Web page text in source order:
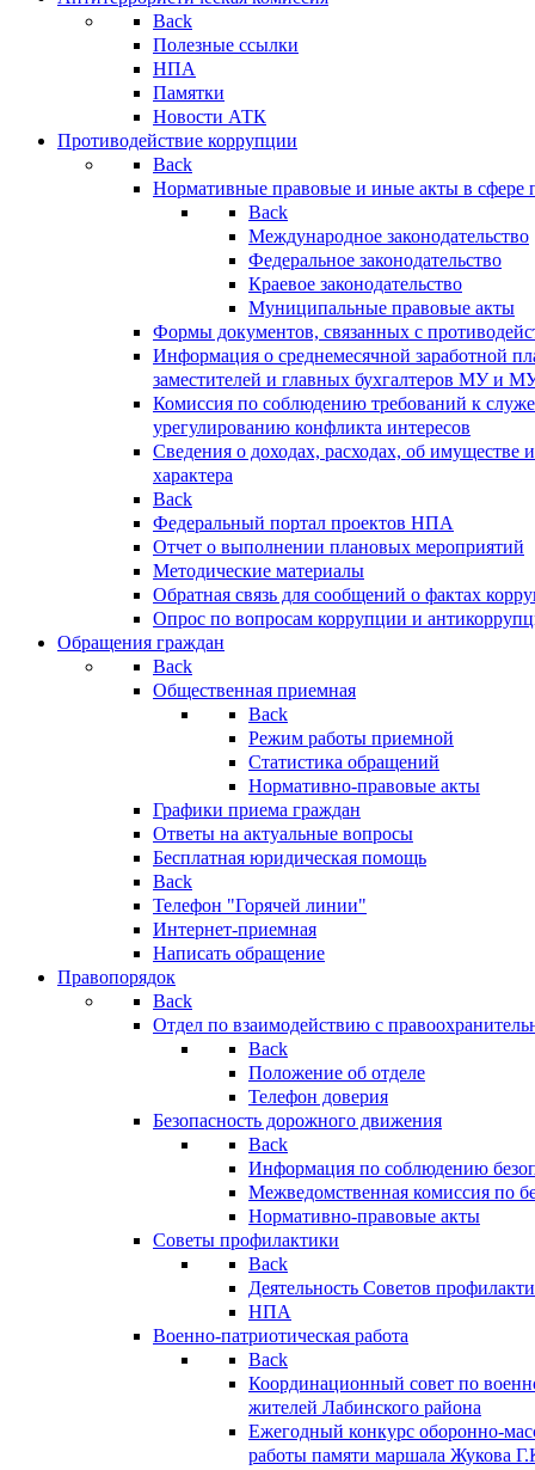
Back
Полезные ссылки
НПА
Памятки
Новости АТК
Противодействие коррупции
Back
Нормативные правовые и иные акты в сфере
Back
Международное законодательство
Федеральное законодательство
Краевое законодательство
Муниципальные правовые акты
Формы документов, связанных с
Информация о среднемесячной заработной
заместителей и главных бухгалтеров МУ и
Комиссия по соблюдению требований к
урегулированию конфликта интересов
Сведения о доходах, расходах, об имуществе
характера
Back
Федеральный портал проектов НПА
Отчет о выполнении плановых мероприятий
Методические материалы
Обратная связь для сообщений о фактах
Опрос по вопросам коррупции и
Обращения граждан
Back
Общественная приемная
Back
Режим работы приемной
Статистика обращений
Нормативно-правовые акты
Графики приема граждан
Ответы на актуальные вопросы
Бесплатная юридическая помощь
Back
Телефон "Горячей линии"
Интернет-приемная
Написать обращение
Правопорядок
Back
Отдел по взаимодействию с
Back
Положение об отделе
Телефон доверия
Безопасность дорожного движения
Back
Информация по соблюдению
Межведомственная комиссия по
Нормативно-правовые акты
Советы профилактики
Back
Деятельность Советов
НПА
Военно-патриотическая работа
Back
Координационный совет по
жителей Лабинского района
Ежегодный конкурс оборонно-
работы памяти маршала Жукова